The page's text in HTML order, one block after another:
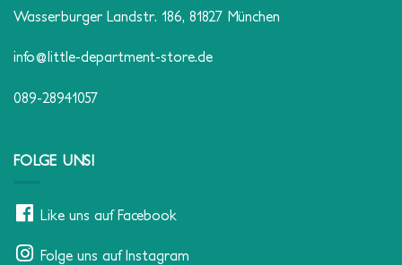
Wasserburger Landstr. 186, 81827 München
info@little-department-store.de
089-28941057
FOLGE UNS!
Like uns auf Facebook
Folge uns auf Instagram